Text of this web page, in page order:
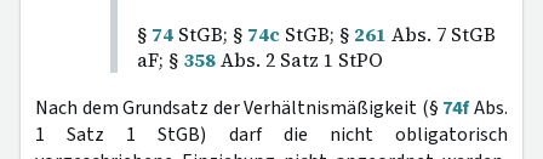
§ 74 StGB; § 74c StGB; § 261 Abs. 7 StGB
aF; § 358Abs. 2 Satz 1 StPO
Nach dem Grundsatz der Verhältnismäßigkeit (§ 74fAbs.
1 Satz 1 StGB) darf die nicht obligatorisch